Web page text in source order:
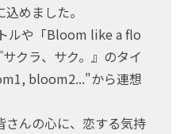
めました。
ルや「Bloom like a flo
クラ、サク。』のタイ
bloom2..."から連想
さんの心に、恋する気持